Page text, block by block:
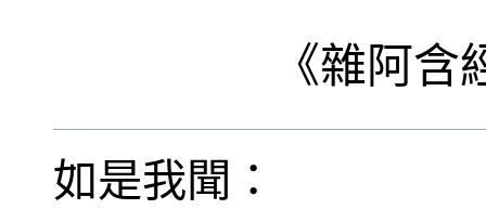
《雜阿含
如是我聞：